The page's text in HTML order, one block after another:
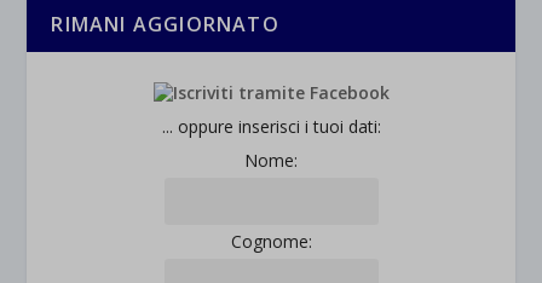
RIMANI AGGIORNATO
... oppure inserisci i tuoi dati:
Nome:
Cognome: